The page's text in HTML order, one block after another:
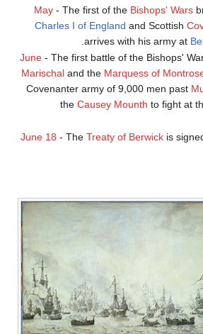
May- The first of the Bishops' Wars
Charles I of England and Scottish
arrives with his army at
June- The first battle of the Bishops'
Marischaland the Marquess of
Covenanter army of 9,000 men past
the Causey Mounth to fight at
June 18 - The Treaty of Berwickis